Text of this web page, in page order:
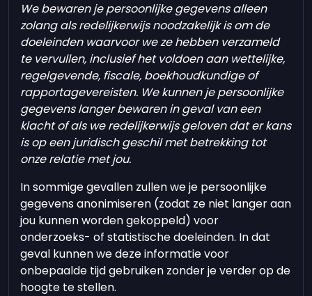
We bewaren je persoonlijke gegevens alleen
zolang als redelijkerwijs noodzakelijk is om de
doeleinden waarvoor we ze hebben verzameld
te vervullen, inclusief het voldoen aan wettelijke,
regelgevende, fiscale, boekhoudkundige of
rapportagevereisten. We kunnen je persoonlijke
gegevens langer bewaren in geval van een
klacht of als we redelijkerwijs geloven dat er kans
is op een juridisch geschil met betrekking tot
onze relatie met jou.
In sommige gevallen zullen we je persoonlijke
gegevens anonimiseren (zodat ze niet langer aan
jou kunnen worden gekoppeld) voor
onderzoeks- of statistische doeleinden. In dat
geval kunnen we deze informatie voor
onbepaalde tijd gebruiken zonder je verder op de
hoogte te stellen.